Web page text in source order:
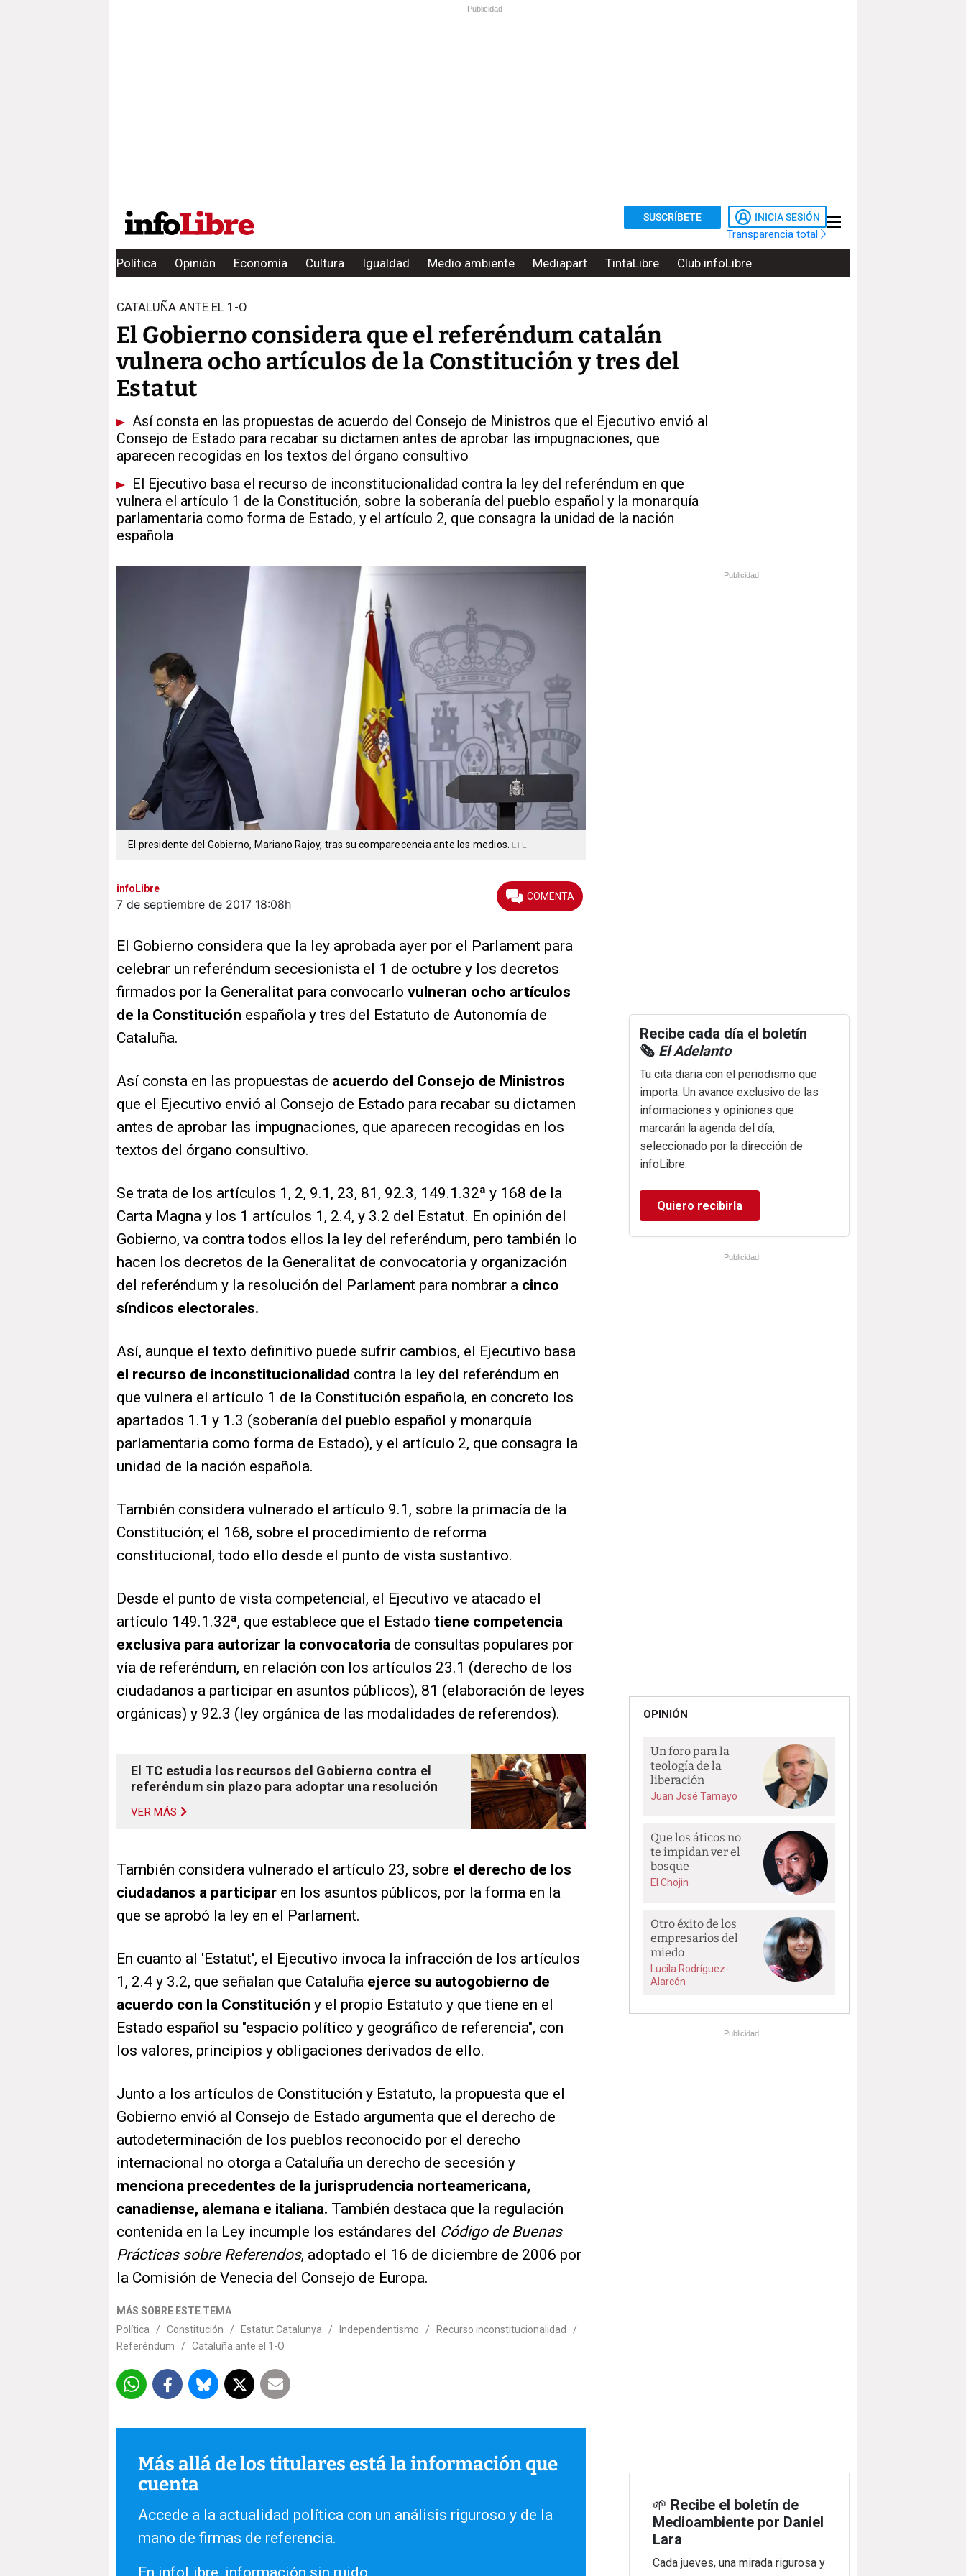
Publicidad
SUSCRÍBETE INICIA SESIÓN
Transparencia total
Política Opinión Economía Cultura Igualdad Medio ambiente Mediapart TintaLibre Club infoLibre
CATALUÑA ANTE EL 1-O
El Gobierno considera que el referéndum catalán
vulnera ocho artículos de la Constitución y tres del
Estatut
Así consta en las propuestas de acuerdo del Consejo de Ministros que el Ejecutivo envió al
Consejo de Estado para recabar su dictamen antes de aprobar las impugnaciones, que
aparecen recogidas en los textos del órgano consultivo
El Ejecutivo basa el recurso de inconstitucionalidad contra la ley del referéndum en que
vulnera el artículo 1 de la Constitución, sobre la soberanía del pueblo español y la monarquía
parlamentaria como forma de Estado, y el artículo 2, que consagra la unidad de la nación
española
El presidente del Gobierno, Mariano Rajoy, tras su comparecencia ante los medios. EFE
infoLibre
7 de septiembre de 2017 18:08h
El Gobierno considera que la ley aprobada ayer por el Parlament para
celebrar un referéndum secesionista el 1 de octubre y los decretos
firmados por la Generalitat para convocarlo vulneran ocho artículos
de la Constitución española y tres del Estatuto de Autonomía de
Cataluña.
Así consta en las propuestas de acuerdo del Consejo de Ministros
que el Ejecutivo envió al Consejo de Estado para recabar su dictamen
antes de aprobar las impugnaciones, que aparecen recogidas en los
textos del órgano consultivo.
Se trata de los artículos 1, 2, 9.1, 23, 81, 92.3, 149.1.32ª y 168 de la
Carta Magna y los 1 artículos 1, 2.4, y 3.2 del Estatut. En opinión del
Gobierno, va contra todos ellos la ley del referéndum, pero también lo
hacen los decretos de la Generalitat de convocatoria y organización
del referéndum y la resolución del Parlament para nombrar a cinco
síndicos electorales.
Así, aunque el texto definitivo puede sufrir cambios, el Ejecutivo basa
el recurso de inconstitucionalidad contra la ley del referéndum en
que vulnera el artículo 1 de la Constitución española, en concreto los
apartados 1.1 y 1.3 (soberanía del pueblo español y monarquía
parlamentaria como forma de Estado), y el artículo 2, que consagra la
unidad de la nación española.
También considera vulnerado el artículo 9.1, sobre la primacía de la
Constitución; el 168, sobre el procedimiento de reforma
constitucional, todo ello desde el punto de vista sustantivo.
Desde el punto de vista competencial, el Ejecutivo ve atacado el
artículo 149.1.32ª, que establece que el Estado tiene competencia
exclusiva para autorizar la convocatoria de consultas populares por
vía de referéndum, en relación con los artículos 23.1 (derecho de los
ciudadanos a participar en asuntos públicos), 81 (elaboración de leyes
orgánicas) y 92.3 (ley orgánica de las modalidades de referendos).
El TC estudia los recursos del Gobierno contra el
referéndum sin plazo para adoptar una resolución
VER MÁS
También considera vulnerado el artículo 23, sobre el derecho de los
ciudadanos a participar en los asuntos públicos, por la forma en la
que se aprobó la ley en el Parlament.
En cuanto al 'Estatut', el Ejecutivo invoca la infracción de los artículos
1, 2.4 y 3.2, que señalan que Cataluña ejerce su autogobierno de
acuerdo con la Constitución y el propio Estatuto y que tiene en el
Estado español su "espacio político y geográfico de referencia", con
los valores, principios y obligaciones derivados de ello.
Junto a los artículos de Constitución y Estatuto, la propuesta que el
Gobierno envió al Consejo de Estado argumenta que el derecho de
autodeterminación de los pueblos reconocido por el derecho
internacional no otorga a Cataluña un derecho de secesión y
menciona precedentes de la jurisprudencia norteamericana,
canadiense, alemana e italiana. También destaca que la regulación
contenida en la Ley incumple los estándares del Código de Buenas
Prácticas sobre Referendos, adoptado el 16 de diciembre de 2006 por
la Comisión de Venecia del Consejo de Europa.
MÁS SOBRE ESTE TEMA
Política
/ Constitución / Estatut Catalunya / Independentismo / Recurso inconstitucionalidad
/
Referéndum
/ Cataluña ante el 1-O
Más allá de los titulares está la información que
cuenta
Accede a la actualidad política con un análisis riguroso y de la
mano de firmas de referencia.
En infoLibre, información sin ruido.
Publicidad
Recibe cada día el boletín
🗞️ El Adelanto
Tu cita diaria con el periodismo que
importa. Un avance exclusivo de las
informaciones y opiniones que
marcarán la agenda del día,
seleccionado por la dirección de
infoLibre.
Quiero recibirla
Publicidad
OPINIÓN
Un foro para la
teología de la
liberación
Juan José Tamayo
Que los áticos no
te impidan ver el
bosque
El Chojin
Otro éxito de los
empresarios del
miedo
Lucila Rodríguez-
Alarcón
Publicidad
🌱 Recibe el boletín de
Medioambiente por Daniel
Lara
Cada jueves, una mirada rigurosa y